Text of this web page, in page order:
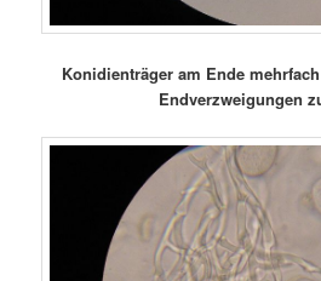
Konidienträger am Ende
Endverzweigungen